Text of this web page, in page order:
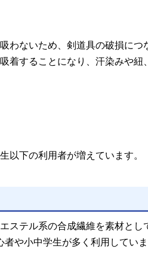
わないため、剣道具の破損につ
着することになり、汗染みや紐
以下の利用者が増えています。
ステル系の合成繊維を素材とし
や小中学生が多く利用していま